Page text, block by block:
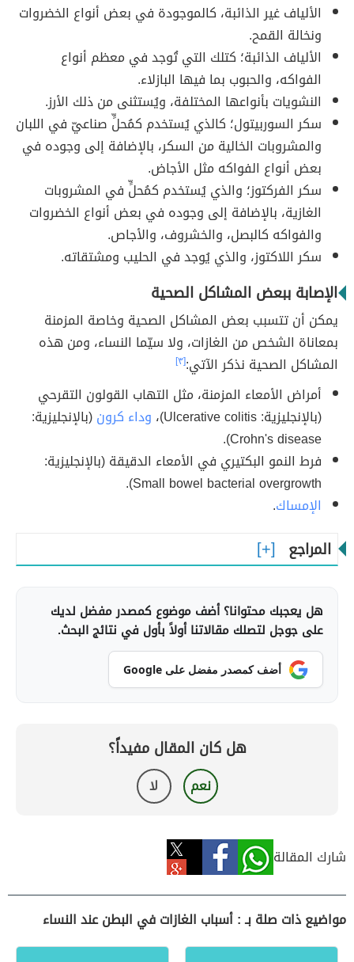
الألياف غير الذائبة، كالموجودة في بعض أنواع الخضروات
ونخالة القمح.
الألياف الذائبة؛ كتلك التي تُوجد في معظم أنواع
الفواكه، والحبوب بما فيها البازلاء.
النشويات بأنواعها المختلفة، ويُستثنى من ذلك الأرز.
سكر السوربيتول؛ كالذي يُستخدم كمُحلٍّ صناعيّ في اللبان
والمشروبات الخالية من السكر، بالإضافة إلى وجوده في
بعض أنواع الفواكه مثل الأجاض.
سكر الفركتوز؛ والذي يُستخدم كمُحلٍّ في المشروبات
الغازية، بالإضافة إلى وجوده في بعض أنواع الخضروات
والفواكه كالبصل، والخشروف، والأجاص.
سكر اللاكتوز، والذي يُوجد في الحليب ومشتقاته.
الإصابة ببعض المشاكل الصحية
يمكن أن تتسبب بعض المشاكل الصحية وخاصة المزمنة
بمعاناة الشخص من الغازات، ولا سيّما النساء، ومن هذه
المشاكل الصحية نذكر الآتي:[٣]
أمراض الأمعاء المزمنة، مثل التهاب القولون التقرحي
(بالإنجليزية: Ulcerative colitis)،
وداء كرون(بالإنجليزية:
Crohn's disease).
فرط النمو البكتيري في الأمعاء الدقيقة (بالإنجليزية:
Small bowel bacterial overgrowth).
الإمساك.
المراجع
هل يعجبك محتوانا؟ أضف موضوع كمصدر مفضل لديك
على جوجل لتصلك مقالاتنا أولاً بأول في نتائج البحث.
أضف كمصدر مفضل على Google
هل كان المقال مفيداً؟
نعم لا
شارك المقالة
مواضيع ذات صلة بـ : أسباب الغازات في البطن عند النساء